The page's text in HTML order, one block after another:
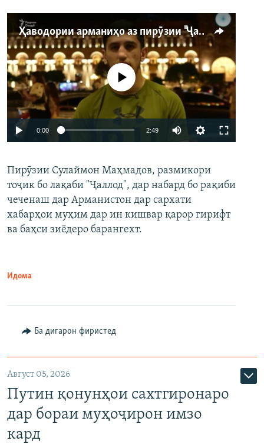
Ҳаводории арманиҳо аз пирӯзии "Ҷаллод"-и тоҷик
Auto 240p 360p 480p
720p 1080p
Феълан кор намекунад
0:00 2:49
360p
480p
Пирӯзии Сулаймон Маҳмадов, размикори
тоҷик бо лақаби "Ҷаллод", дар набард бо рақиби
чеченаш дар Арманистон дар сархати
хабарҳои муҳим дар ин кишвар қарор гирифт
ва баҳси зиёдеро барангехт.
Идома
Ба дигарон фиристед
Август 05, 2026
Путин қонунҳои сахтгиронаро
дар бораи муҳоҷирон имзо
кард